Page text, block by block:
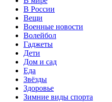
В России
Вещи
Военные новости
Волейбол
Гаджеты
Дети
Дом и сад
Еда
Звёзды
Здоровье
Зимние виды спорта